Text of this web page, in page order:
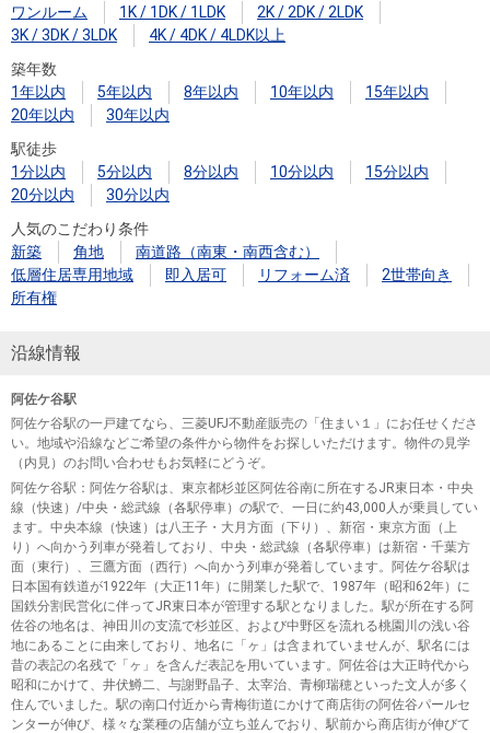
ワンルーム
1K / 1DK / 1LDK
2K / 2DK / 2LDK
3K / 3DK / 3LDK
4K / 4DK / 4LDK以上
築年数
1年以内
5年以内 8年以内 10年以内
15年以内
20年以内
30年以内
駅徒歩
1分以内
5分以内 8分以内 10分以内
15分以内
20分以内
30分以内
人気のこだわり条件
新築
角地
南道路（南東・南西含む）
低層住居専用地域
即入居可 リフォーム済
2世帯向き
所有権
沿線情報
阿佐ケ谷駅
阿佐ケ谷駅の一戸建てなら、三菱UFJ不動産販売の「住まい１」にお任せくださ
い。地域や沿線などご希望の条件から物件をお探しいただけます。物件の見学
（内見）のお問い合わせもお気軽にどうぞ。
阿佐ケ谷駅 ：阿佐ケ谷駅は、東京都杉並区阿佐谷南に所在するJR東日本・中央
線（快速）/中央・総武線（各駅停車）の駅で、一日に約43,000人が乗員してい
ます。中央本線（快速）は八王子・大月方面（下り）、新宿・東京方面（上
り）へ向かう列車が発着しており、中央・総武線（各駅停車）は新宿・千葉方
面（東行）、三鷹方面（西行）へ向かう列車が発着しています。阿佐ケ谷駅は
日本国有鉄道が1922年（大正11年）に開業した駅で、1987年（昭和62年）に
国鉄分割民営化に伴ってJR東日本が管理する駅となりました。駅が所在する阿
佐谷の地名は、神田川の支流で杉並区、および中野区を流れる桃園川の浅い谷
地にあることに由来しており、地名に「ヶ」は含まれていませんが、駅名には
昔の表記の名残で「ヶ」を含んだ表記を用いています。阿佐谷は大正時代から
昭和にかけて、井伏鱒二、与謝野晶子、太宰治、青柳瑞穂といった文人が多く
住んでいました。駅の南口付近から青梅街道にかけて商店街の阿佐谷パールセ
ンターが伸び、様々な業種の店舗が立ち並んでおり、駅前から商店街が伸びて